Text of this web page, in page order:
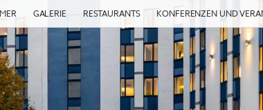
GALERIE RESTAURANTS KONFERENZEN UND